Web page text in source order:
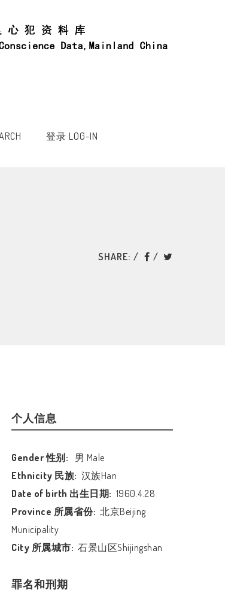
登录 LOG-IN
SHARE:
个人信息
Gender 性别:
男 Male
Ethnicity 民族: 汉族Han
Date of birth 出生日期: 1960.4.28
Province 所属省份: 北京Beijing
Municipality
City 所属城市: 石景山区Shijingshan
罪名和刑期